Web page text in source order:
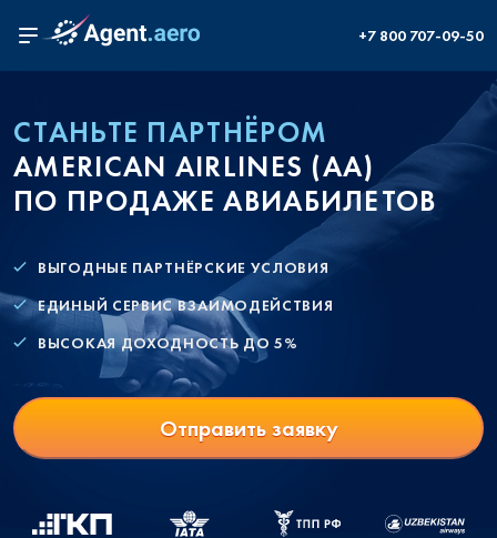
+7 800 707-09-50
СТАНЬТЕ ПАРТНЁРОМ
AMERICAN AIRLINES (AA)
ПО ПРОДАЖЕ АВИАБИЛЕТОВ
ВЫГОДНЫЕ ПАРТНЁРСКИЕ УСЛОВИЯ
ЕДИНЫЙ СЕРВИС ВЗАИМОДЕЙСТВИЯ
ВЫСОКАЯ ДОХОДНОСТЬ ДО 5%
Отправить заявку